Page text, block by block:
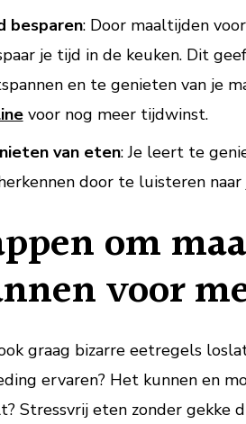
besparen: Door maaltijden
je tijd in de keuken. Dit
en te genieten van je
voor nog meer tijdwinst.
van eten: Je leert te
door te luisteren naar
om
voor
graag bizarre eetregels
ervaren? Het kunnen en
Stressvrij eten zonder gekke